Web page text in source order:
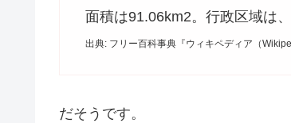
面積は91.06km2。行政区域は
出典: フリー百科事典『ウィキペディア（
だそうです。